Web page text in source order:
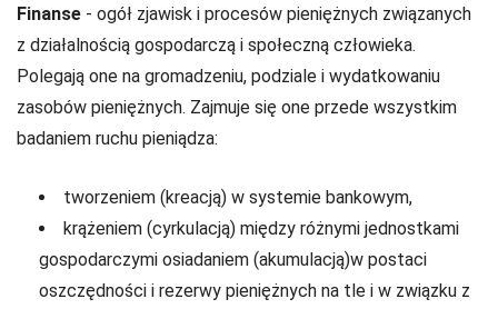
Finanse - ogół zjawisk i procesów pieniężnych związanych
z działalnością gospodarczą i społeczną człowieka.
Polegają one na gromadzeniu, podziale i wydatkowaniu
zasobów pieniężnych. Zajmuje się one przede wszystkim
badaniem ruchu pieniądza:
tworzeniem (kreacją) w systemie bankowym,
krążeniem (cyrkulacją) między różnymi jednostkami
gospodarczymi osiadaniem (akumulacją)w postaci
oszczędności i rezerwy pieniężnych na tle i w związku z